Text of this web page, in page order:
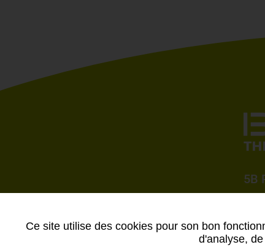
Ce site utilise des cookies pour son bon
d'analyse,
5B
Mentions